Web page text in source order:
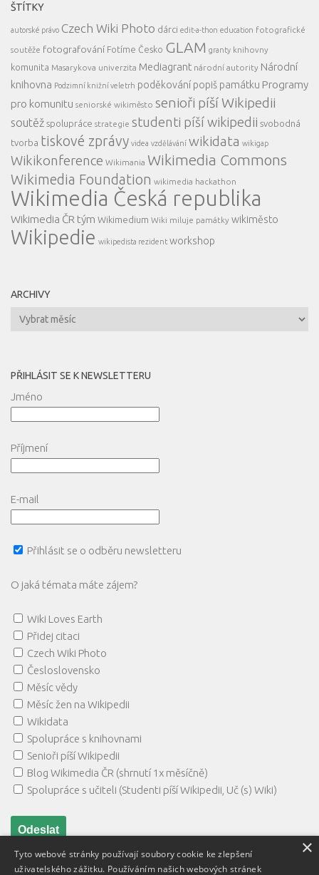
ŠTÍTKY
autorské právo Czech Wiki Photo dárci edit-a-thon education fotografické
soutěže fotografování Fotíme Česko GLAM granty knihovny
komunita Masarykova univerzita Mediagrant národní autority Národní
knihovna Podzimní knižní veletrh poděkování popiš památku Programy
pro komunitu seniorské wikiměsto senioři píší Wikipedii
soutěž spolupráce strategie studenti píší wikipedii svobodná
tvorba tiskové zprávy videa vzdělávání wikidata wikigap
Wikikonference Wikimania Wikimedia Commons
Wikimedia Foundation wikimedia hackathon
Wikimedia Česká republika
Wikimedia ČR tým Wikimedium Wiki miluje památky wikiměsto
Wikipedie wikipedista rezident workshop
ARCHIVY
Archivy
PŘIHLÁSIT SE K NEWSLETTERU
Jméno
Příjmení
E-mail
Přihlásit se o odběru newsletteru
O jaká témata máte zájem?
Wiki Loves Earth
Přidej citaci
Czech Wiki Photo
Česloslovensko
Měsíc vědy
Měsíc žen na Wikipedii
Wikidata
Spolupráce s knihovnami
Senioři píší Wikipedii
Blog Wikimedia ČR (shrnutí 1x měsíčně)
Spolupráce s učiteli (Studenti píší Wikipedii, Uč (s) Wiki)
×
Tyto webové stránky používají soubory cookie ke zlepšení
uživatelského zážitku. Používáním našich webových stránek